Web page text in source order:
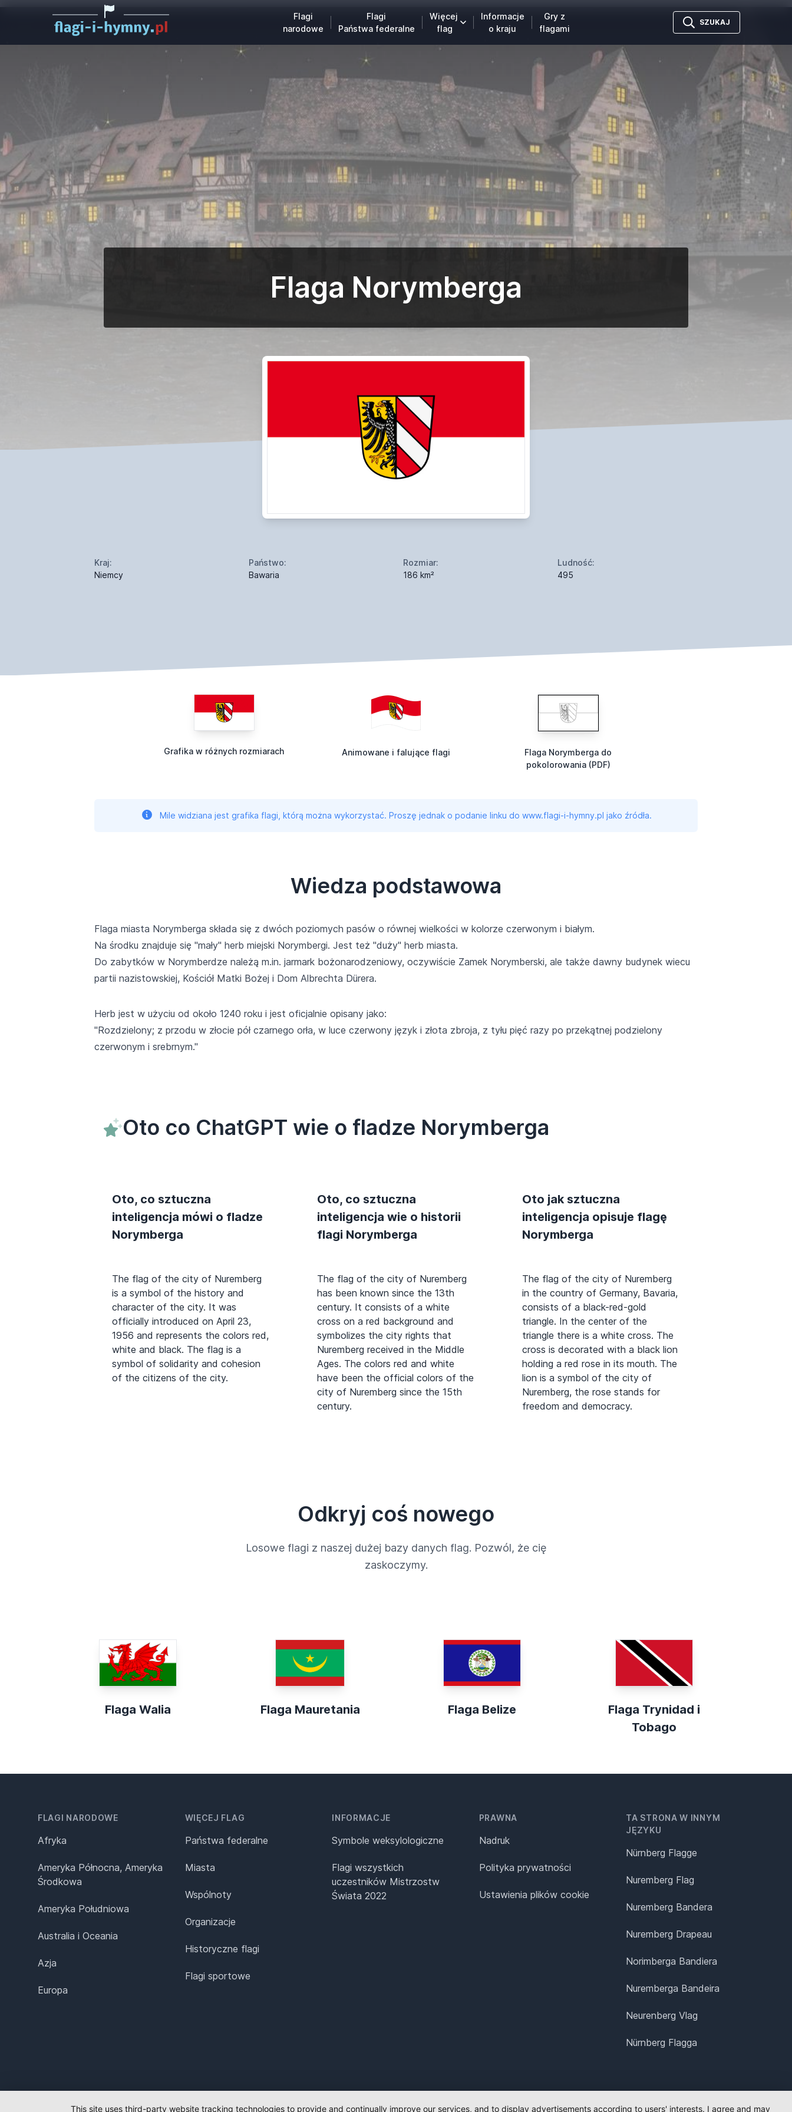
Flagi
narodowe
Flagi
Państwa federalne
Więcej
flag
Informacje
o kraju
Gry z
flagami
SZUKAJ
Flaga Norymberga
Kraj:
Niemcy
Państwo:
Bawaria
Rozmiar:
186 km²
Ludność:
495
Grafika w różnych rozmiarach Animowane i falujące flagi
Flaga Norymberga do
pokolorowania (PDF)
Mile widziana jest grafika flagi, którą można wykorzystać. Proszę jednak o podanie linku do www.flagi-i-hymny.pl jako źródła.
Wiedza podstawowa
Flaga miasta Norymberga składa się z dwóch poziomych pasów o równej wielkości w kolorze czerwonym i białym.
Na środku znajduje się "mały" herb miejski Norymbergi. Jest też "duży" herb miasta.
Do zabytków w Norymberdze należą m.in. jarmark bożonarodzeniowy, oczywiście Zamek Norymberski, ale także dawny budynek wiecu
partii nazistowskiej, Kościół Matki Bożej i Dom Albrechta Dürera.
Herb jest w użyciu od około 1240 roku i jest oficjalnie opisany jako:
"Rozdzielony; z przodu w złocie pół czarnego orła, w luce czerwony język i złota zbroja, z tyłu pięć razy po przekątnej podzielony
czerwonym i srebrnym."
Oto co ChatGPT wie o fladze Norymberga
Oto, co sztuczna
inteligencja mówi o fladze
Norymberga
The flag of the city of Nuremberg
is a symbol of the history and
character of the city. It was
officially introduced on April 23,
1956 and represents the colors red,
white and black. The flag is a
symbol of solidarity and cohesion
of the citizens of the city.
Oto, co sztuczna
inteligencja wie o historii
flagi Norymberga
The flag of the city of Nuremberg
has been known since the 13th
century. It consists of a white
cross on a red background and
symbolizes the city rights that
Nuremberg received in the Middle
Ages. The colors red and white
have been the official colors of the
city of Nuremberg since the 15th
century.
Oto jak sztuczna
inteligencja opisuje flagę
Norymberga
The flag of the city of Nuremberg
in the country of Germany, Bavaria,
consists of a black-red-gold
triangle. In the center of the
triangle there is a white cross. The
cross is decorated with a black lion
holding a red rose in its mouth. The
lion is a symbol of the city of
Nuremberg, the rose stands for
freedom and democracy.
Odkryj coś nowego
Losowe flagi z naszej dużej bazy danych flag. Pozwól, że cię
zaskoczymy.
Flaga Walia Flaga Mauretania Flaga Belize
Flaga Trynidad i
Tobago
FLAGI NARODOWE
Afryka
Ameryka Północna, Ameryka
Środkowa
Ameryka Południowa
Australia i Oceania
Azja
Europa
WIĘCEJ FLAG
Państwa federalne
Miasta
Wspólnoty
Organizacje
Historyczne flagi
Flagi sportowe
INFORMACJE
Symbole weksylologiczne
Flagi wszystkich
uczestników Mistrzostw
Świata 2022
PRAWNA
Nadruk
Polityka prywatności
Ustawienia plików cookie
TA STRONA W INNYM
JĘZYKU
Nürnberg Flagge
Nuremberg Flag
Nuremberg Bandera
Nuremberg Drapeau
Norimberga Bandiera
Nuremberga Bandeira
Neurenberg Vlag
Nürnberg Flagga
This site uses third-party website tracking technologies to provide and continually improve our services, and to display advertisements according to users' interests. I agree and may